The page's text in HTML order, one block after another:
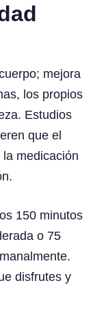
mejora
los propios
Estudios
que el
medicación
150 minutos
o 75
disfrutes y